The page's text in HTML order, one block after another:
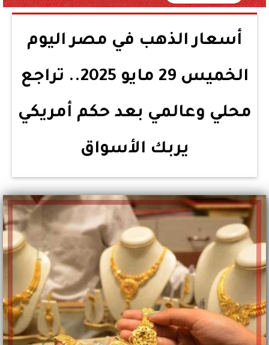
أسعار الذهب في مصر اليوم
الخميس 29 مايو 2025.. تراجع
محلي وعالمي بعد حكم أمريكي
يربك الأسواق